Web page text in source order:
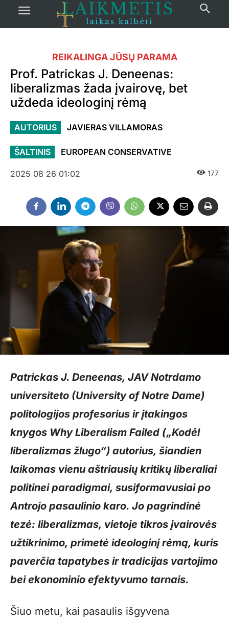
REIKALINGA JŪSŲ PARAMA
Prof. Patrickas J. Deneenas:
liberalizmas žada įvairovę, bet
uždeda ideologinį rėmą
AUTORIUS JAVIERAS VILLAMORAS
ŠALTINIS EUROPEAN CONSERVATIVE
2025 08 26 01:02 177
Patrickas J. Deneenas, JAV Notrdamo
universiteto (University of Notre Dame)
politologijos profesorius ir įtakingos
knygos Why Liberalism Failed („Kodėl
liberalizmas žlugo“) autorius, šiandien
laikomas vienu aštriausių kritikų liberaliai
politinei paradigmai, susiformavusiai po
Antrojo pasaulinio karo. Jo pagrindinė
tezė: liberalizmas, vietoje tikros įvairovės
užtikrinimo, primetė ideologinį rėmą, kuris
paverčia tapatybes ir tradicijas vartojimo
bei ekonominio efektyvumo tarnais.
Šiuo metu, kai pasaulis išgyvena